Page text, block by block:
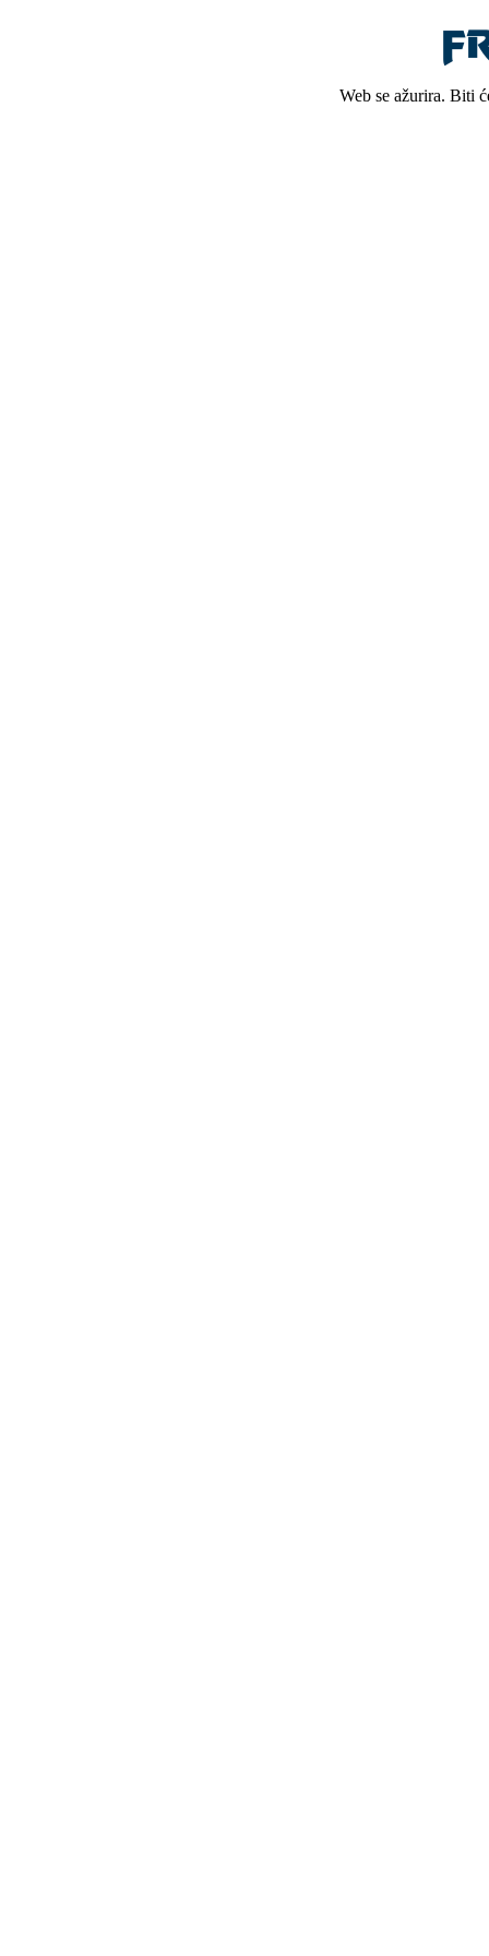
Web se ažurira. Biti